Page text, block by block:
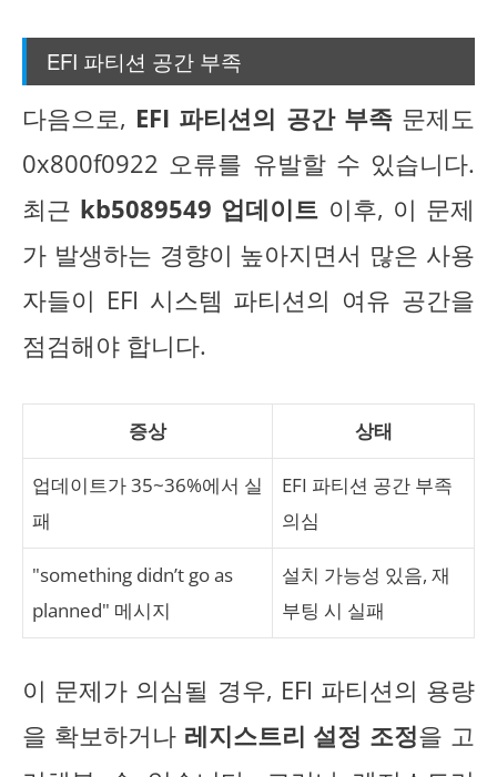
EFI 파티션 공간 부족
다음으로, EFI 파티션의 공간 부족문제도
0x800f0922 오류를 유발할 수 있습니다.
최근 kb5089549 업데이트 이후, 이 문제
가 발생하는 경향이 높아지면서 많은 사용
자들이 EFI 시스템 파티션의 여유 공간을
점검해야 합니다.
증상 상태
업데이트가 35~36%에서 실
패
EFI 파티션 공간 부족
의심
"something didn’t go as
planned" 메시지
설치 가능성 있음, 재
부팅 시 실패
이 문제가 의심될 경우, EFI 파티션의 용량
을 확보하거나 레지스트리 설정 조정을 고